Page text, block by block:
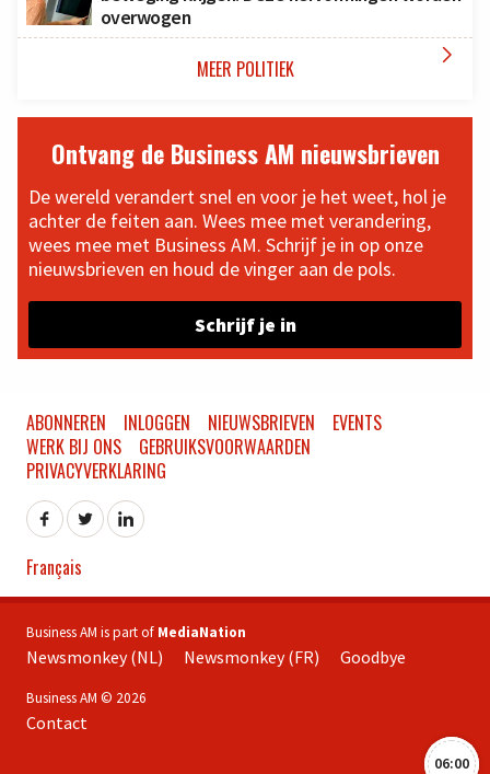
overwogen
MEER POLITIEK 
Ontvang de Business AM nieuwsbrieven
De wereld verandert snel en voor je het weet, hol je
achter de feiten aan. Wees mee met verandering,
wees mee met Business AM. Schrijf je in op onze
nieuwsbrieven en houd de vinger aan de pols.
Schrijf je in
06:00
ABONNEREN INLOGGEN NIEUWSBRIEVEN
EVENTS
WERK BIJ ONS
GEBRUIKSVOORWAARDEN
PRIVACYVERKLARING
Français
Business AM is part of MediaNation
Newsmonkey (NL) Newsmonkey (FR) Goodbye
Business AM © 2026
Contact